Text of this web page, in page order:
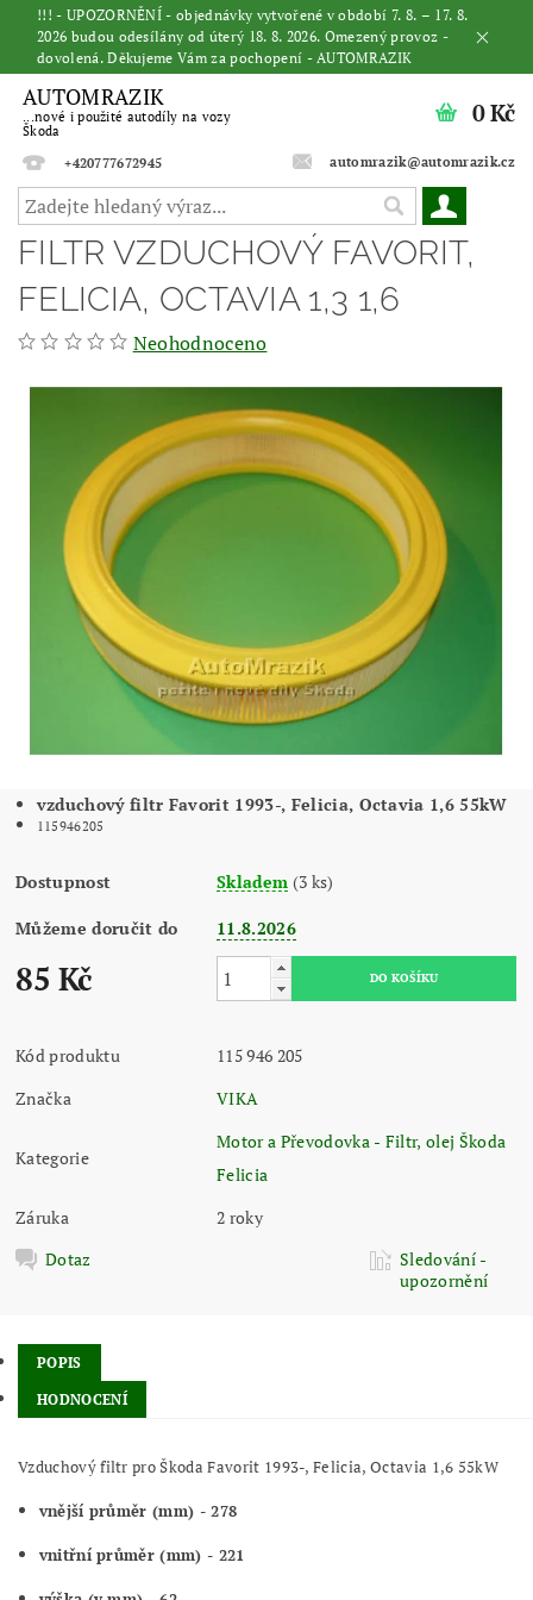
!!! - UPOZORNĚNÍ - objednávky vytvořené v období 7. 8. – 17. 8.
2026 budou odesílány od úterý 18. 8. 2026. Omezený provoz -
dovolená. Děkujeme Vám za pochopení - AUTOMRAZIK
AUTOMRAZIK
...nové i použité autodíly na vozy
Škoda
+420777672945
automrazik@automrazik.cz
0 Kč
FILTR VZDUCHOVÝ FAVORIT,
FELICIA, OCTAVIA 1,3 1,6
Neohodnoceno
vzduchový filtr Favorit 1993-, Felicia, Octavia 1,6 55kW
115946205
Dostupnost Skladem (3 ks)
Můžeme doručit do 11.8.2026
85 Kč
Kód produktu
115 946 205
Značka
VIKA
Kategorie
Motor a Převodovka - Filtr, olej Škoda
Felicia
Záruka
2 roky
Dotaz
Sledování -
upozornění
POPIS
HODNOCENÍ
Vzduchový filtr pro Škoda Favorit 1993-, Felicia, Octavia 1,6 55kW
vnější průměr (mm) - 278
vnitřní průměr (mm) - 221